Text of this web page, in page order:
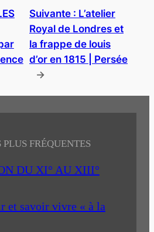
Suivante : L’atelier
Royal de Londres et
la frappe de louis
d’or en 1815 | Persée
→
FRÉQUENTES
DU XI° AU XIII°
et savoir vivre « à la